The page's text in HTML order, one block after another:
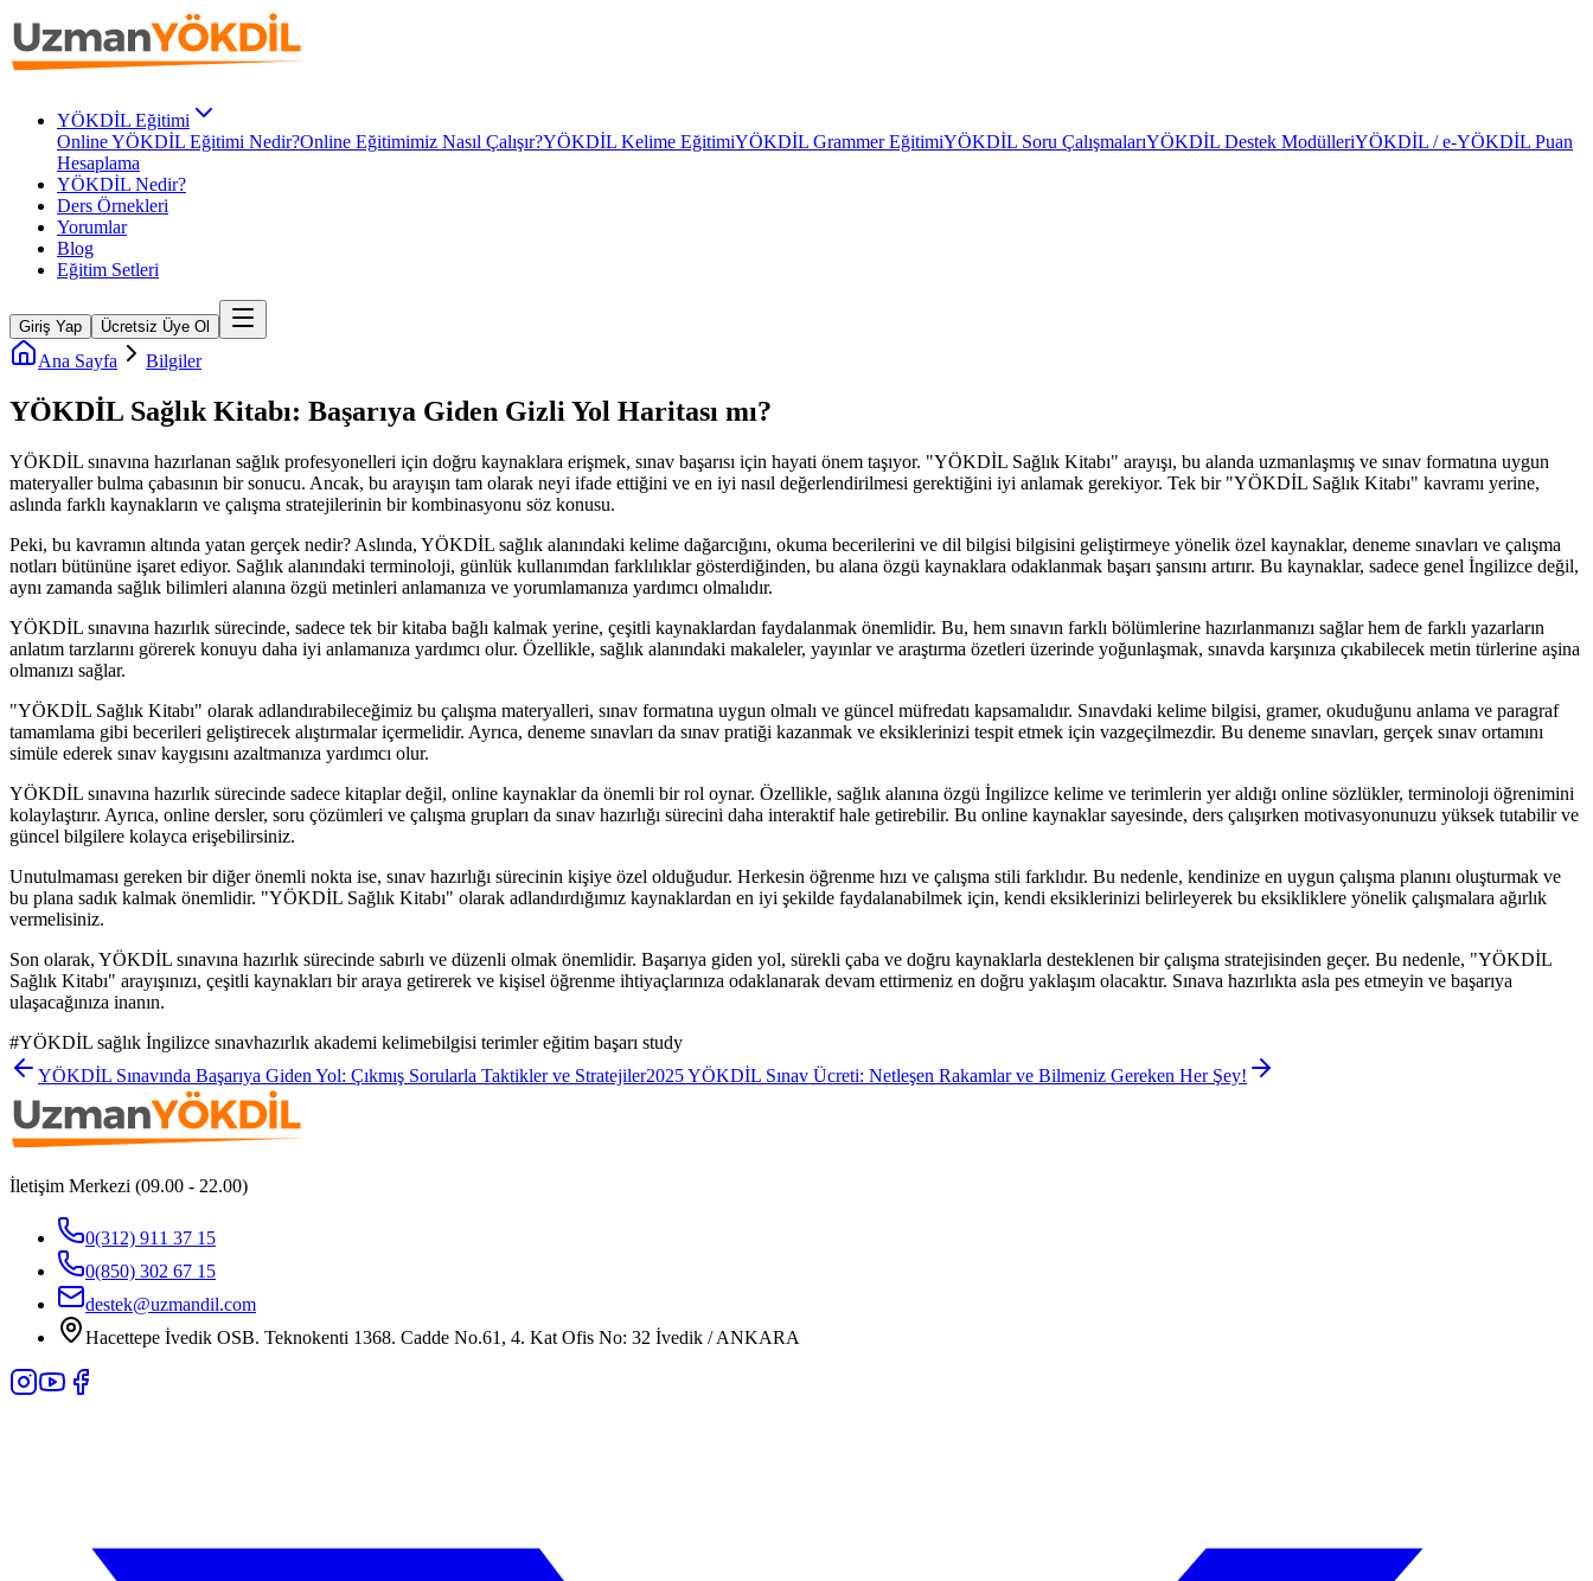
YÖKDİL Eğitimi
Online YÖKDİL Eğitimi Nedir?Online Eğitimimiz Nasıl Çalışır?YÖKDİL Kelime EğitimiYÖKDİL Grammer EğitimiYÖKDİL Soru ÇalışmalarıYÖKDİL Destek ModülleriYÖKDİL / e-YÖKDİL Puan
Hesaplama
YÖKDİL Nedir?
Ders Örnekleri
Yorumlar
Blog
Eğitim Setleri
Giriş Yap Ücretsiz Üye Ol
Ana Sayfa Bilgiler
YÖKDİL Sağlık Kitabı: Başarıya Giden Gizli Yol Haritası mı?
YÖKDİL sınavına hazırlanan sağlık profesyonelleri için doğru kaynaklara erişmek, sınav başarısı için hayati önem taşıyor. "YÖKDİL Sağlık Kitabı" arayışı, bu alanda uzmanlaşmış ve sınav formatına uygun
materyaller bulma çabasının bir sonucu. Ancak, bu arayışın tam olarak neyi ifade ettiğini ve en iyi nasıl değerlendirilmesi gerektiğini iyi anlamak gerekiyor. Tek bir "YÖKDİL Sağlık Kitabı" kavramı yerine,
aslında farklı kaynakların ve çalışma stratejilerinin bir kombinasyonu söz konusu.
Peki, bu kavramın altında yatan gerçek nedir? Aslında, YÖKDİL sağlık alanındaki kelime dağarcığını, okuma becerilerini ve dil bilgisi bilgisini geliştirmeye yönelik özel kaynaklar, deneme sınavları ve çalışma
notları bütününe işaret ediyor. Sağlık alanındaki terminoloji, günlük kullanımdan farklılıklar gösterdiğinden, bu alana özgü kaynaklara odaklanmak başarı şansını artırır. Bu kaynaklar, sadece genel İngilizce değil,
aynı zamanda sağlık bilimleri alanına özgü metinleri anlamanıza ve yorumlamanıza yardımcı olmalıdır.
YÖKDİL sınavına hazırlık sürecinde, sadece tek bir kitaba bağlı kalmak yerine, çeşitli kaynaklardan faydalanmak önemlidir. Bu, hem sınavın farklı bölümlerine hazırlanmanızı sağlar hem de farklı yazarların
anlatım tarzlarını görerek konuyu daha iyi anlamanıza yardımcı olur. Özellikle, sağlık alanındaki makaleler, yayınlar ve araştırma özetleri üzerinde yoğunlaşmak, sınavda karşınıza çıkabilecek metin türlerine aşina
olmanızı sağlar.
"YÖKDİL Sağlık Kitabı" olarak adlandırabileceğimiz bu çalışma materyalleri, sınav formatına uygun olmalı ve güncel müfredatı kapsamalıdır. Sınavdaki kelime bilgisi, gramer, okuduğunu anlama ve paragraf
tamamlama gibi becerileri geliştirecek alıştırmalar içermelidir. Ayrıca, deneme sınavları da sınav pratiği kazanmak ve eksiklerinizi tespit etmek için vazgeçilmezdir. Bu deneme sınavları, gerçek sınav ortamını
simüle ederek sınav kaygısını azaltmanıza yardımcı olur.
YÖKDİL sınavına hazırlık sürecinde sadece kitaplar değil, online kaynaklar da önemli bir rol oynar. Özellikle, sağlık alanına özgü İngilizce kelime ve terimlerin yer aldığı online sözlükler, terminoloji öğrenimini
kolaylaştırır. Ayrıca, online dersler, soru çözümleri ve çalışma grupları da sınav hazırlığı sürecini daha interaktif hale getirebilir. Bu online kaynaklar sayesinde, ders çalışırken motivasyonunuzu yüksek tutabilir ve
güncel bilgilere kolayca erişebilirsiniz.
Unutulmaması gereken bir diğer önemli nokta ise, sınav hazırlığı sürecinin kişiye özel olduğudur. Herkesin öğrenme hızı ve çalışma stili farklıdır. Bu nedenle, kendinize en uygun çalışma planını oluşturmak ve
bu plana sadık kalmak önemlidir. "YÖKDİL Sağlık Kitabı" olarak adlandırdığımız kaynaklardan en iyi şekilde faydalanabilmek için, kendi eksiklerinizi belirleyerek bu eksikliklere yönelik çalışmalara ağırlık
vermelisiniz.
Son olarak, YÖKDİL sınavına hazırlık sürecinde sabırlı ve düzenli olmak önemlidir. Başarıya giden yol, sürekli çaba ve doğru kaynaklarla desteklenen bir çalışma stratejisinden geçer. Bu nedenle, "YÖKDİL
Sağlık Kitabı" arayışınızı, çeşitli kaynakları bir araya getirerek ve kişisel öğrenme ihtiyaçlarınıza odaklanarak devam ettirmeniz en doğru yaklaşım olacaktır. Sınava hazırlıkta asla pes etmeyin ve başarıya
ulaşacağınıza inanın.
#YÖKDİL sağlık İngilizce sınavhazırlık akademi kelimebilgisi terimler eğitim başarı study
YÖKDİL Sınavında Başarıya Giden Yol: Çıkmış Sorularla Taktikler ve Stratejiler2025 YÖKDİL Sınav Ücreti: Netleşen Rakamlar ve Bilmeniz Gereken Her Şey!
İletişim Merkezi (09.00 - 22.00)
0(312) 911 37 15
0(850) 302 67 15
destek@uzmandil.com
Hacettepe İvedik OSB. Teknokenti 1368. Cadde No.61, 4. Kat Ofis No: 32 İvedik / ANKARA